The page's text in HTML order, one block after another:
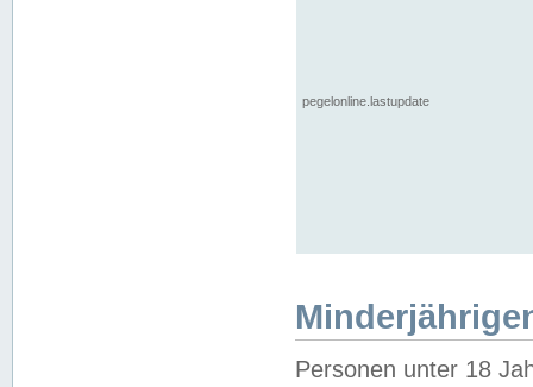
pegelonline.lastupdate
Personen unter 18